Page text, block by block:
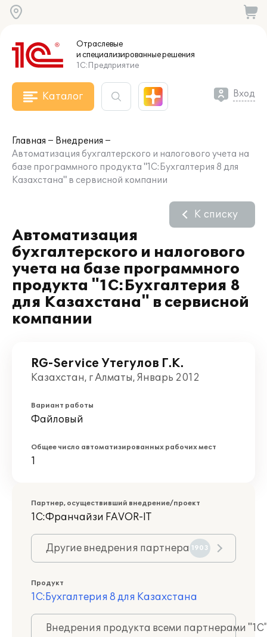
Отраслевые
и специализированныерешения
1С:Предприятие
Каталог Вход
Главная
Внедрения
Автоматизация бухгалтерского и налогового учета на
базе программного продукта "1С:Бухгалтерия 8 для
Казахстана" в сервисной компании
Автоматизация
бухгалтерского и налогового
учета на базе программного
продукта "1С:Бухгалтерия 8
для Казахстана" в сервисной
компании
К списку
RG-Service Утегулов Г.К.
Казахстан, г Алматы, Январь 2012
Вариант работы
Файловый
Общее число автоматизированных рабочих мест
1
Партнер, осуществивший внедрение/проект
1С:Франчайзи FAVOR-IT
Другие внедрения партнера 1903
Продукт
1С:Бухгалтерия 8 для Казахстана
Внедрения продукта всеми партнерами